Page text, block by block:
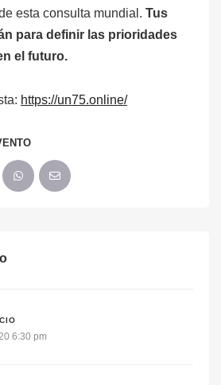
esta consulta mundial. Tus
para definir las prioridades
el futuro.
https://un75.online/
6:30 pm